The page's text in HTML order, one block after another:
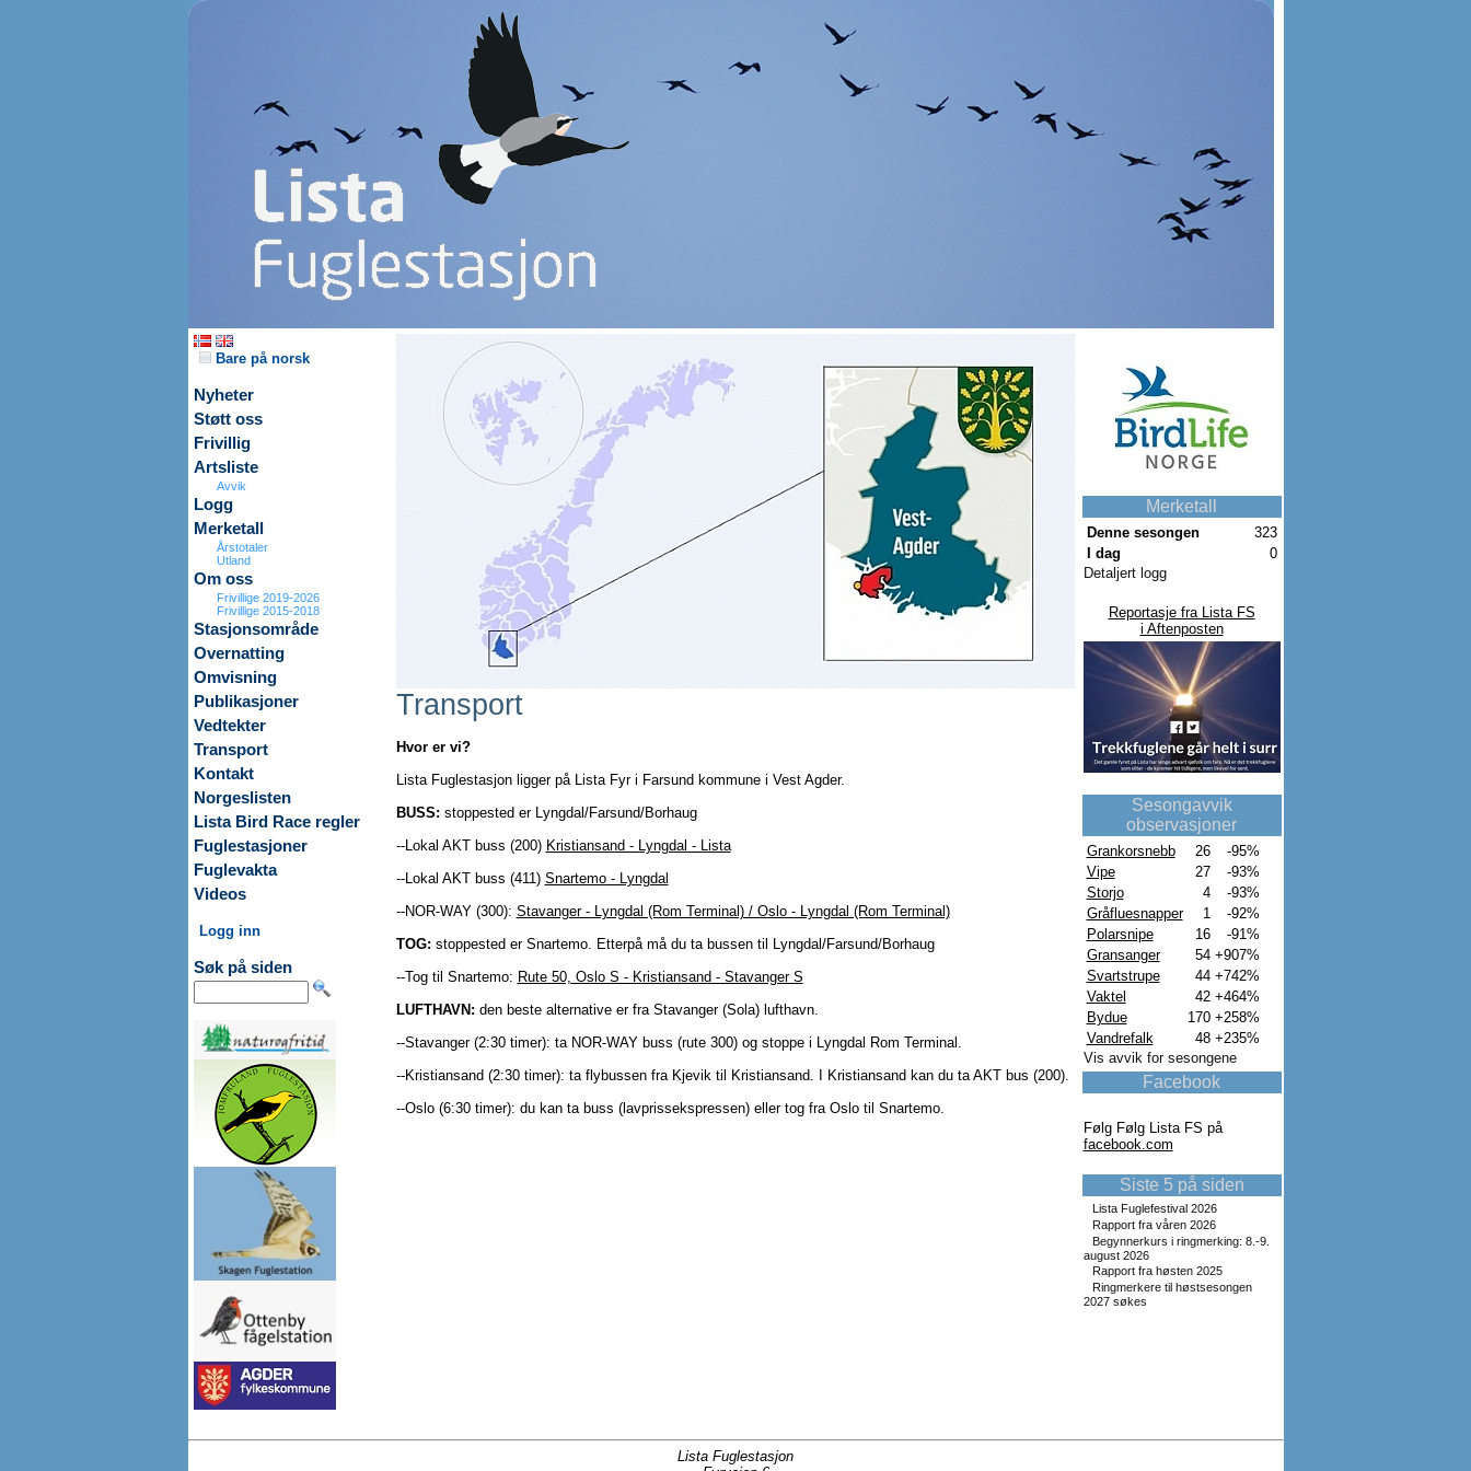
Bare på norsk
Nyheter
Støtt oss
Frivillig
Artsliste
Avvik
Logg
Merketall
Årstotaler
Utland
Om oss
Frivillige 2019-2026
Frivillige 2015-2018
Stasjonsområde
Overnatting
Omvisning
Publikasjoner
Vedtekter
Transport
Kontakt
Norgeslisten
Lista Bird Race regler
Fuglestasjoner
Fuglevakta
Videos
Logg inn
Søk på siden
Transport
Hvor er vi?
Lista Fuglestasjon ligger på Lista Fyr i Farsund kommune i Vest Agder.
BUSS: stoppested er Lyngdal/Farsund/Borhaug
--Lokal AKT buss (200) Kristiansand - Lyngdal - Lista
--Lokal AKT buss (411) Snartemo - Lyngdal
--NOR-WAY (300): Stavanger - Lyngdal (Rom Terminal) / Oslo - Lyngdal (Rom Terminal)
TOG: stoppested er Snartemo. Etterpå må du ta bussen til Lyngdal/Farsund/Borhaug
--Tog til Snartemo: Rute 50, Oslo S - Kristiansand - Stavanger S
LUFTHAVN: den beste alternative er fra Stavanger (Sola) lufthavn.
--Stavanger (2:30 timer): ta NOR-WAY buss (rute 300) og stoppe i Lyngdal Rom Terminal.
--Kristiansand (2:30 timer): ta flybussen fra Kjevik til Kristiansand. I Kristiansand kan du ta AKT bus (200).
--Oslo (6:30 timer): du kan ta buss (lavprissekspressen) eller tog fra Oslo til Snartemo.
Merketall
Denne sesongen
323
I dag
0
Detaljert logg
Reportasje fra Lista FS
i Aftenposten
Sesongavvik
observasjoner
Grankorsnebb 26
-95%
Vipe
27
-93%
Storjo
4
-93%
Gråfluesnapper
1
-92%
Polarsnipe
16
-91%
Gransanger
54 +907%
Svartstrupe
44 +742%
Vaktel
42 +464%
Bydue
170 +258%
Vandrefalk
48 +235%
Vis avvik for sesongene
Facebook
Følg Følg Lista FS på
facebook.com
Siste 5 på siden
Lista Fuglefestival 2026
Rapport fra våren 2026
Begynnerkurs i ringmerking: 8.-9.
august 2026
Rapport fra høsten 2025
Ringmerkere til høstsesongen
2027 søkes
Lista Fuglestasjon